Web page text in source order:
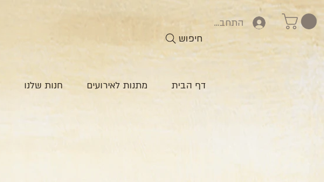
התחברות
חיפוש
דף הבית מתנות לאירועים חנות שלנו